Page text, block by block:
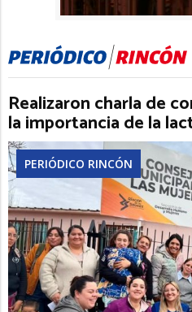
Realizaron charla de
la importancia de la
PERIÓDICO RINCÓN